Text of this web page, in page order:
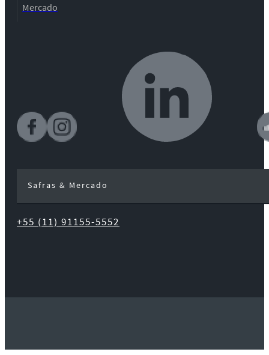
Mercado
Safras & Mercado
+55 (11) 91155-5552